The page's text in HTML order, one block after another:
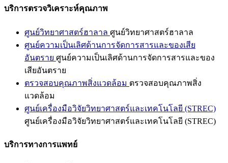
บริการตรวจวิเคราะห์คุณภาพ
ศูนย์วิทยาศาสตร์ฮาลาล ศูนย์วิทยาศาสตร์ฮาลาล
ศูนย์ความเป็นเลิศด้านการจัดการสารและของเสีย
อันตราย ศูนย์ความเป็นเลิศด้านการจัดการสารและของ
เสียอันตราย
ตรวจสอบคุณภาพสิ่งแวดล้อม ตรวจสอบคุณภาพสิ่ง
แวดล้อม
ศูนย์เครื่องมือวิจัยวิทยาศาสตร์และเทคโนโลยี (STREC)
ศูนย์เครื่องมือวิจัยวิทยาศาสตร์และเทคโนโลยี (STREC)
บริการทางการแพทย์